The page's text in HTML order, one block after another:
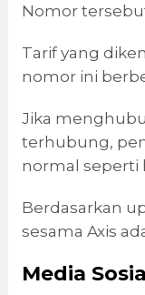
Nomor
Tarif yang
nomor ini
Jika
terhubung,
normal seperti
Berdasarkan
sesama Axis
Media